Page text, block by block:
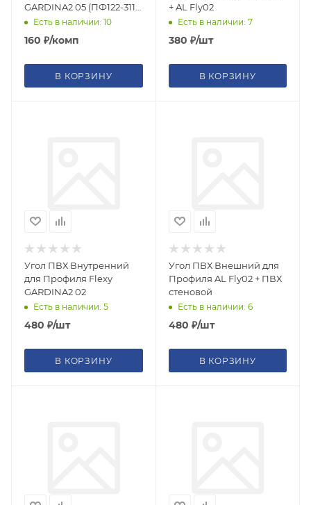
GARDINA2 05 (ПФ122-311)
2штЕсть в наличии: 10
160 ₽/комп
В КОРЗИНУ
+ AL Fly02
Есть в наличии: 7
380 ₽/шт
В КОРЗИНУ
Угол ПВХ Внутренний
для Профиля Flexy
GARDINA2 02
Есть в наличии: 5
480 ₽/шт
В КОРЗИНУ
Угол ПВХ Внешний для
Профиля AL Fly02 + ПВХ
стеновой
Есть в наличии: 6
480 ₽/шт
В КОРЗИНУ